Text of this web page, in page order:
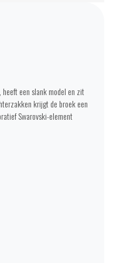
een slank model en zit
krijgt de broek een
Swarovski-element